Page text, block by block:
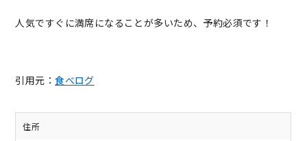
人気ですぐに満席になることが多いため、予約必須です！
引用元：食べログ
住所